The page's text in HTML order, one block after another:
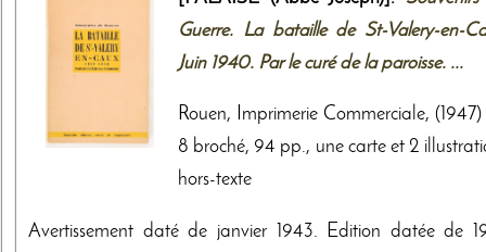
Guerre. La bataille de St-Valery-en-
Juin 1940. Par le curé de la paroisse. ...
Rouen, Imprimerie Commerciale,
8 broché, 94 pp., une carte et 2
hors-texte
Avertissement daté de janvier 1943. Edition datée de